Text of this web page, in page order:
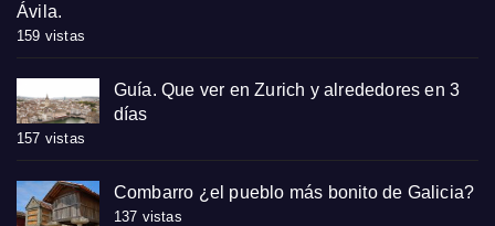
Ávila.
159 vistas
Guía. Que ver en Zurich y alrededores en 3
días
157 vistas
Combarro ¿el pueblo más bonito de Galicia?
137 vistas